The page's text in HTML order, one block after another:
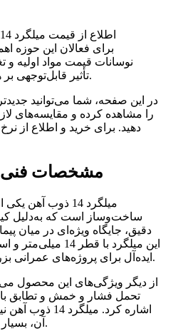
برای فعالان این حوزه
نوسانات قیمت مواد اولیه و
تأثیر قابل‌توجهی بر هزینه‌های پروژه‌ها بگذارد.
را مشاهده کرده و مقایسه‌های
دهید. برای خرید و اطلاع از
مشخصات فنی میلگرد
میلگرد 14 ذوب آهن یکی از
ساخت‌وساز است که به‌دلیل
دقیق، جایگاه ویژه‌ای در میان
این میلگرد با قطر
ایده‌آل برای پروژه‌های عمرانی بزرگ و نیازمند مقاومت بالا است.
از دیگر ویژگی‌های این محصول
تحمل فشار و خمش و تطابق با
اشاره کرد.
آن، بسیار رقابتی و مقرون‌به‌صرفه است.